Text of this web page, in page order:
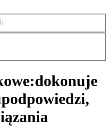
dokonuje
podpowiedzi,